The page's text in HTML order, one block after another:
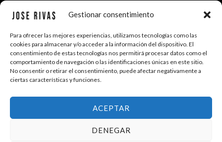
Gestionar consentimiento
Para ofrecer las mejores experiencias, utilizamos tecnologías como las
cookies para almacenar y/o acceder a la información del dispositivo. El
consentimiento de estas tecnologías nos permitirá procesar datos como el
comportamiento de navegación o las identificaciones únicas en este sitio.
No consentir o retirar el consentimiento, puede afectar negativamente a
ciertas características y funciones.
ACEPTAR
DENEGAR
Envíos y Devoluciones
Copyright © 2026 Jose Rivas Arte
Diseño